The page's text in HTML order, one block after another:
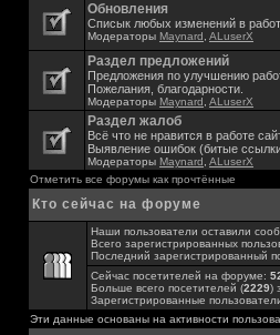
Обновления
Списык любых изменений в
Модераторы Maynard ALuserX
Раздел предложений
Предложения по улучшению
Пожелания, благодарности.
Модераторы Maynard ALuserX
Раздел жалоб
Всё что не нравится в работе
Выявление ошибок (битые
Модераторы Maynard ALuserX
Отметить все форумы как прочтённые
Кто сейчас на форуме
Наши пользователи оставили
Всего зарегистрированных
Последний зарегистрированный
Сейчас посетителей на форуме:
Больше всего посетителей (2229)
Зарегистрированные
Эти данные основаны на активности